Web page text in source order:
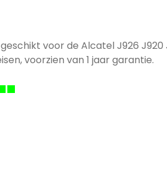
voor de Alcatel J926 J920
voorzien van 1 jaar garantie.